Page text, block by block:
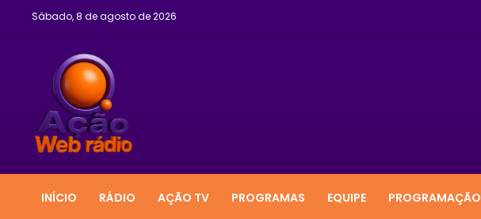
Sábado, 8 de agosto de 2026
INÍCIO RÁDIO AÇÃO TV PROGRAMAS EQUIPE PROGRAMAÇÃO